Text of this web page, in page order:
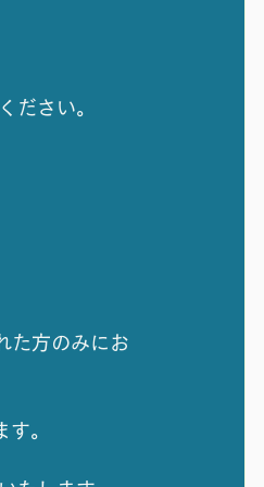
ださい。
た方のみにお
。